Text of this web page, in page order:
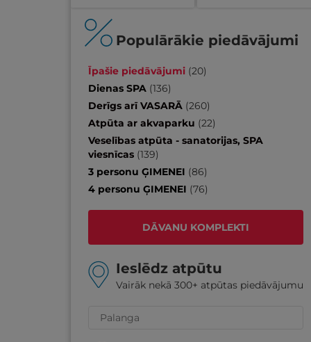
Populārākie piedāvājumi
Īpašie piedāvājumi (20)
Dienas SPA (136)
Derīgs arī VASARĀ (260)
Atpūta ar akvaparku (22)
Veselības atpūta - sanatorijas, SPA
viesnīcas (139)
3 personu ĢIMENEI (86)
4 personu ĢIMENEI (76)
DĀVANU KOMPLEKTI
Ieslēdz atpūtu
Vairāk nekā 300+ atpūtas piedāvājumu